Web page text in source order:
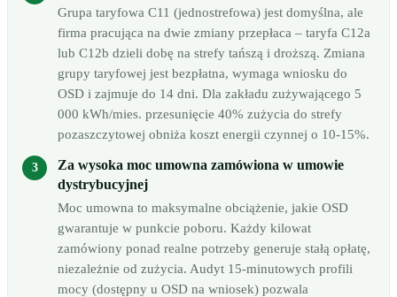
Grupa taryfowa C11 (jednostrefowa) jest domyślna, ale
firma pracująca na dwie zmiany przepłaca – taryfa C12a
lub C12b dzieli dobę na strefy tańszą i droższą. Zmiana
grupy taryfowej jest bezpłatna, wymaga wniosku do
OSD i zajmuje do 14 dni. Dla zakładu zużywającego 5
000 kWh/mies. przesunięcie 40% zużycia do strefy
pozaszczytowej obniża koszt energii czynnej o 10-15%.
Za wysoka moc umowna zamówiona w umowie
dystrybucyjnej
Moc umowna to maksymalne obciążenie, jakie OSD
gwarantuje w punkcie poboru. Każdy kilowat
zamówiony ponad realne potrzeby generuje stałą opłatę,
niezależnie od zużycia. Audyt 15-minutowych profili
mocy (dostępny u OSD na wniosek) pozwala